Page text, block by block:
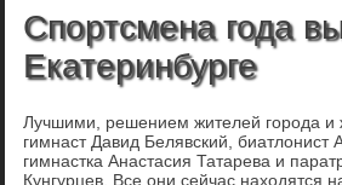
Спортсмена года
Екатеринбурге
Лучшими, решением жителей города
гимнаст Давид Белявский, биатлонист
гимнастка Анастасия Татарева и
Кунгурцев. Все они сейчас находятся